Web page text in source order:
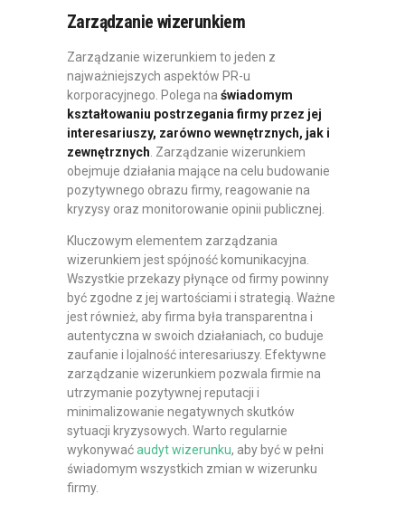
Zarządzanie wizerunkiem
Zarządzanie wizerunkiem to jeden z
najważniejszych aspektów PR-u
korporacyjnego. Polega na świadomym
kształtowaniu postrzegania firmy przez jej
interesariuszy, zarówno wewnętrznych, jak i
zewnętrznych . Zarządzanie wizerunkiem
obejmuje działania mające na celu budowanie
pozytywnego obrazu firmy, reagowanie na
kryzysy oraz monitorowanie opinii publicznej.
Kluczowym elementem zarządzania
wizerunkiem jest spójność komunikacyjna.
Wszystkie przekazy płynące od firmy powinny
być zgodne z jej wartościami i strategią. Ważne
jest również, aby firma była transparentna i
autentyczna w swoich działaniach, co buduje
zaufanie i lojalność interesariuszy. Efektywne
zarządzanie wizerunkiem pozwala firmie na
utrzymanie pozytywnej reputacji i
minimalizowanie negatywnych skutków
sytuacji kryzysowych. Warto regularnie
wykonywaćaudyt wizerunku, aby być w pełni
świadomym wszystkich zmian w wizerunku
firmy.